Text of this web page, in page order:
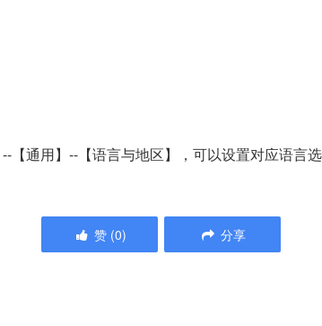
【通用】--【语言与地区】，可以设置对应语言选
赞 (0) 分享